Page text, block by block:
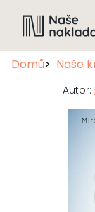
Domů Naše
Autor: